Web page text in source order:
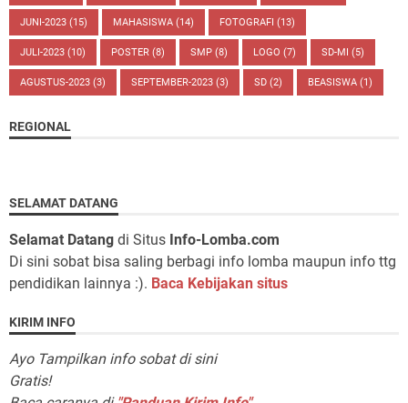
JUNI-2023 (15) MAHASISWA (14) FOTOGRAFI (13)
JULI-2023 (10) POSTER (8) SMP (8) LOGO (7) SD-MI (5)
AGUSTUS-2023 (3) SEPTEMBER-2023 (3) SD (2) BEASISWA (1)
REGIONAL
SELAMAT DATANG
Selamat Datang di Situs Info-Lomba.com
Di sini sobat bisa saling berbagi info lomba maupun info ttg
pendidikan lainnya :). Baca Kebijakan situs
KIRIM INFO
Ayo Tampilkan info sobat di sini
Gratis!